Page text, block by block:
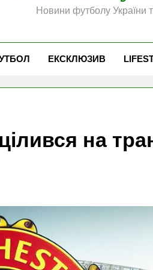
Новини футболу України
ЕКСКЛЮЗИВ
на